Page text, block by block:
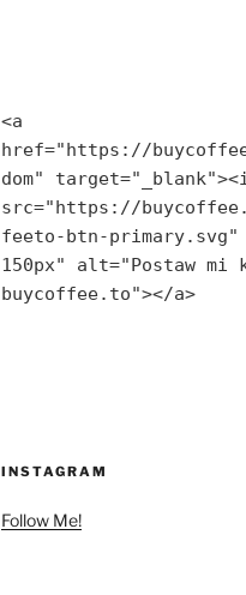
<a
href="https://
dom"
src="https://
feeto-btn-
150px" alt="Postaw mi
buycoffee.to"></a>
INSTAGRAM
Follow Me!